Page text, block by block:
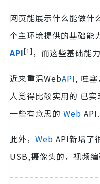
网页能展示什么能做什
个主环境提供的基础能
API[1] ，而这些基础能
近来重温WebAPI, 哇塞
人觉得比较实用的 已
一些有意思的 Web API.
此外， Web API新增了
USB,摄像头的，视频编